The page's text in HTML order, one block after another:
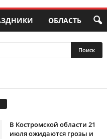
ОБЛАСТЬ
В Костромской области 21
июля ожидаются грозы и